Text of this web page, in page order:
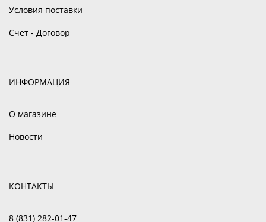
Условия поставки
Счет - Договор
ИНФОРМАЦИЯ
О магазине
Новости
КОНТАКТЫ
8 (831) 282-01-47